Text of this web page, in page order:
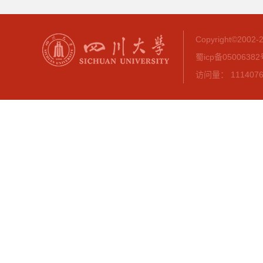
Copyright©2002-
蜀icp备05006382
访问量：